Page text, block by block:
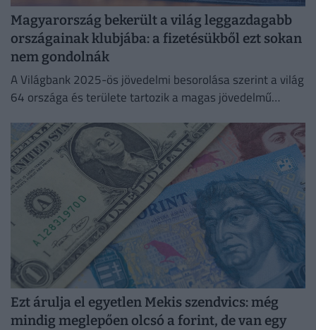
Magyarország bekerült a világ leggazdagabb
országainak klubjába: a fizetésükből ezt sokan
nem gondolnák
A Világbank 2025-ös jövedelmi besorolása szerint a világ
64 országa és területe tartozik a magas jövedelmű
Ezt árulja el egyetlen Mekis szendvics: még
mindig meglepően olcsó a forint, de van egy